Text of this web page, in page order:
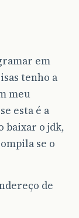
em
tenho a
meu
esta é a
baixar o jdk,
se o
de